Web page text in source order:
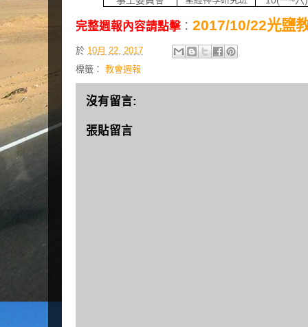
完整週報內容請點擊 ： 2017/10/22光鹽
於 10月 22, 2017
標籤： 教會週報
沒有留言:
張貼留言